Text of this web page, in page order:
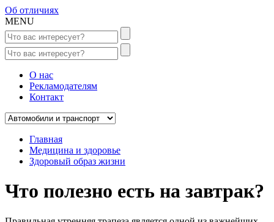
Об отличиях
MENU
О нас
Рекламодателям
Контакт
Главная
Медицина и здоровье
Здоровый образ жизни
Что полезно есть на завтрак?